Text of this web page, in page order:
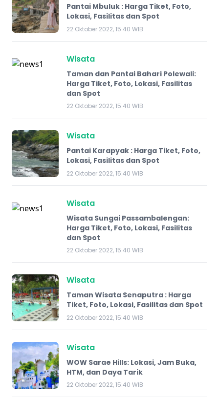
Pantai Mbuluk : Harga Tiket, Foto,
Lokasi, Fasilitas dan Spot
22 Oktober 2022, 15:40 WIB
Wisata
Taman dan Pantai Bahari Polewali:
Harga Tiket, Foto, Lokasi, Fasilitas
dan Spot
22 Oktober 2022, 15:40 WIB
Wisata
Pantai Karapyak : Harga Tiket, Foto,
Lokasi, Fasilitas dan Spot
22 Oktober 2022, 15:40 WIB
Wisata
Wisata Sungai Passambalengan:
Harga Tiket, Foto, Lokasi, Fasilitas
dan Spot
22 Oktober 2022, 15:40 WIB
Wisata
Taman Wisata Senaputra : Harga
Tiket, Foto, Lokasi, Fasilitas dan Spot
22 Oktober 2022, 15:40 WIB
Wisata
WOW Sarae Hills: Lokasi, Jam Buka,
HTM, dan Daya Tarik
22 Oktober 2022, 15:40 WIB